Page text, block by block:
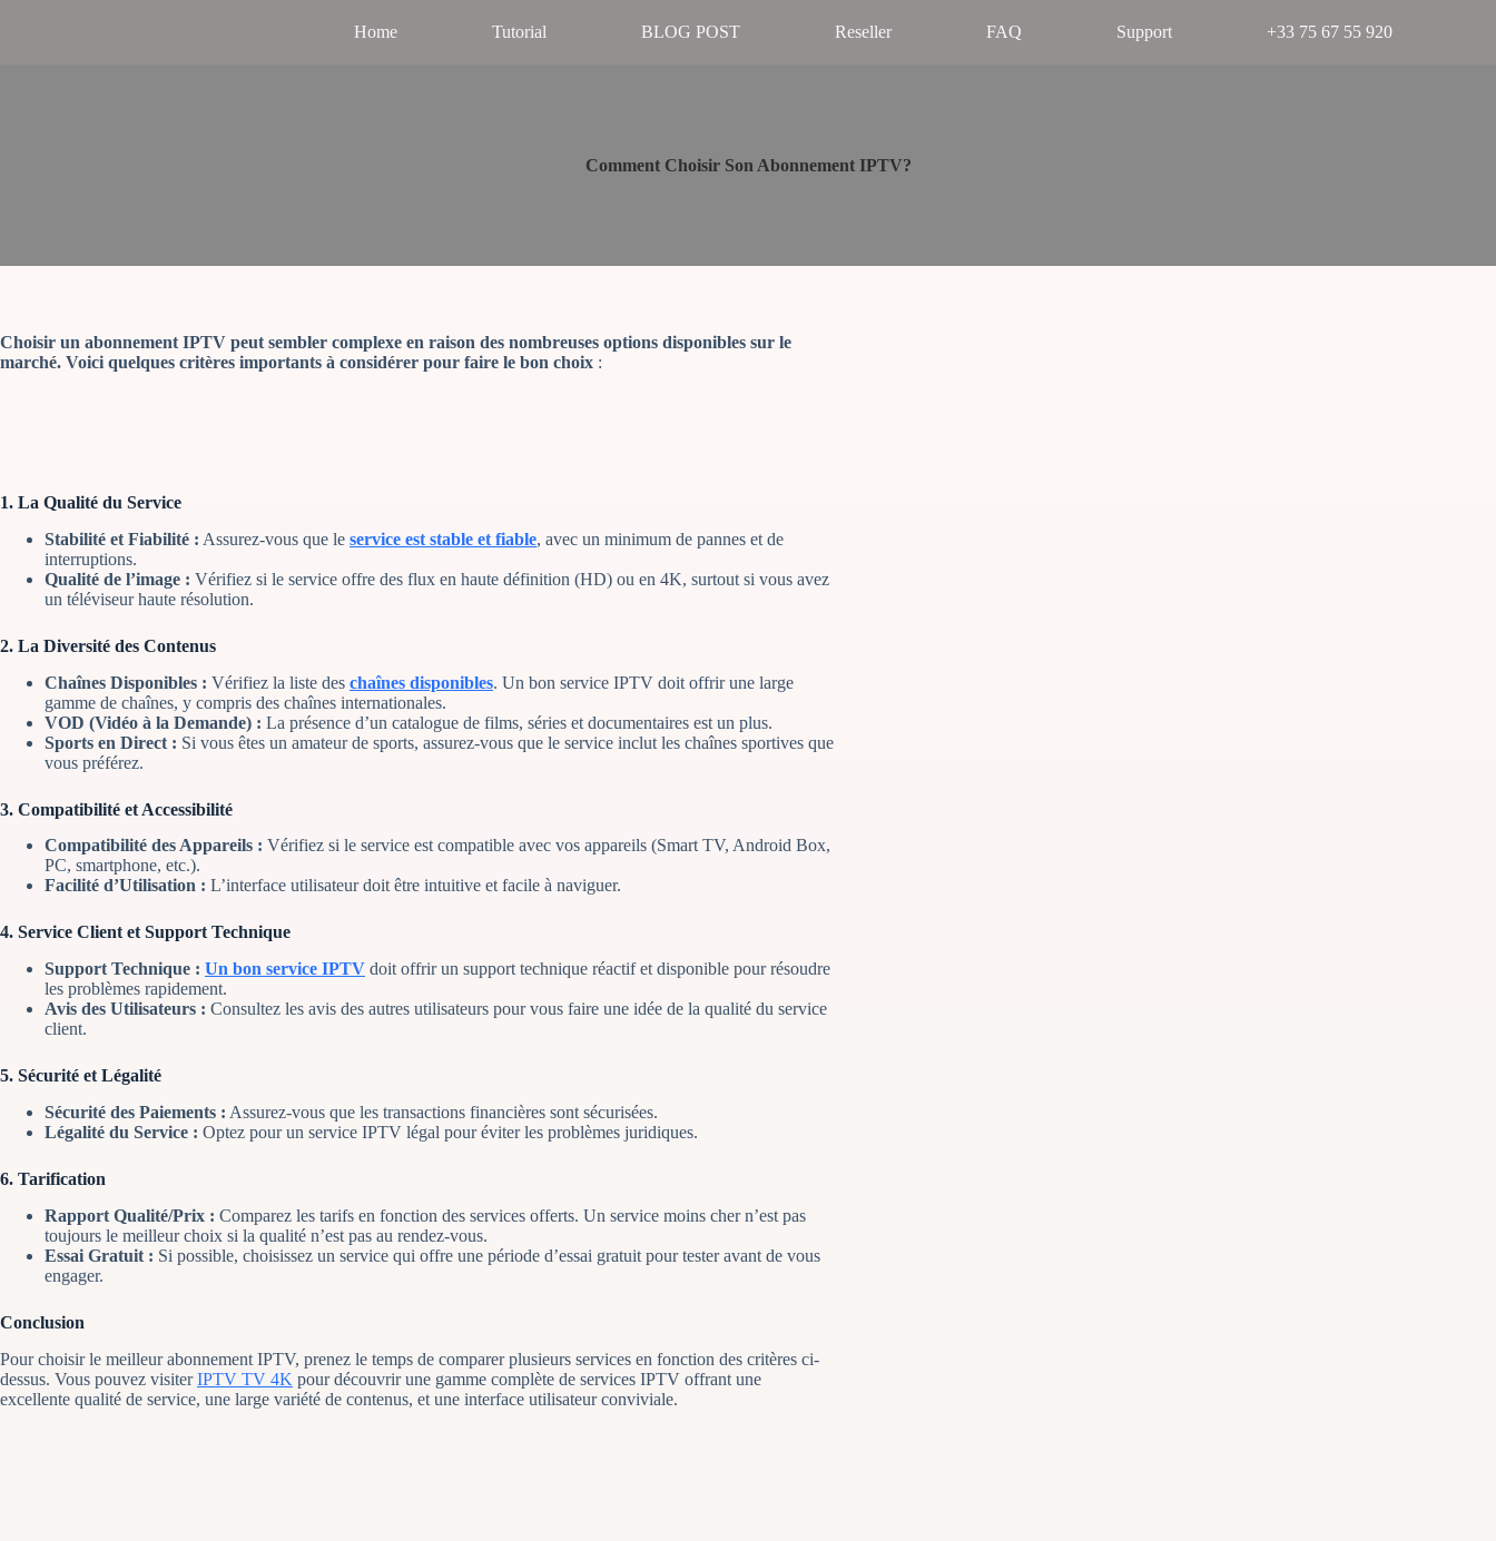
Home Tutorial BLOG POST Reseller FAQ Support +33 75 67 55 920
Comment Choisir Son Abonnement IPTV?
Choisir un abonnement IPTV peut sembler complexe en raison des nombreuses options disponibles sur le
marché. Voici quelques critères importants à considérer pour faire le bon choix :
1. La Qualité du Service
Stabilité et Fiabilité : Assurez-vous que le service est stable et fiable, avec un minimum de pannes et de
interruptions.
Qualité de l’image : Vérifiez si le service offre des flux en haute définition (HD) ou en 4K, surtout si vous avez
un téléviseur haute résolution.
2. La Diversité des Contenus
Chaînes Disponibles : Vérifiez la liste des chaînes disponibles. Un bon service IPTV doit offrir une large
gamme de chaînes, y compris des chaînes internationales.
VOD (Vidéo à la Demande) : La présence d’un catalogue de films, séries et documentaires est un plus.
Sports en Direct : Si vous êtes un amateur de sports, assurez-vous que le service inclut les chaînes sportives que
vous préférez.
3. Compatibilité et Accessibilité
Compatibilité des Appareils : Vérifiez si le service est compatible avec vos appareils (Smart TV, Android Box,
PC, smartphone, etc.).
Facilité d’Utilisation : L’interface utilisateur doit être intuitive et facile à naviguer.
4. Service Client et Support Technique
Support Technique : Un bon service IPTV doit offrir un support technique réactif et disponible pour résoudre
les problèmes rapidement.
Avis des Utilisateurs : Consultez les avis des autres utilisateurs pour vous faire une idée de la qualité du service
client.
5. Sécurité et Légalité
Sécurité des Paiements : Assurez-vous que les transactions financières sont sécurisées.
Légalité du Service : Optez pour un service IPTV légal pour éviter les problèmes juridiques.
6. Tarification
Rapport Qualité/Prix : Comparez les tarifs en fonction des services offerts. Un service moins cher n’est pas
toujours le meilleur choix si la qualité n’est pas au rendez-vous.
Essai Gratuit : Si possible, choisissez un service qui offre une période d’essai gratuit pour tester avant de vous
engager.
Conclusion
Pour choisir le meilleur abonnement IPTV, prenez le temps de comparer plusieurs services en fonction des critères ci-
dessus. Vous pouvez visiterIPTV TV 4K pour découvrir une gamme complète de services IPTV offrant une
excellente qualité de service, une large variété de contenus, et une interface utilisateur conviviale.